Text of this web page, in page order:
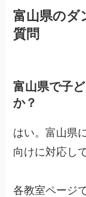
富山県のダ
質問
富山県で子
か？
はい。富山県
向けに対応し
各教室ページ